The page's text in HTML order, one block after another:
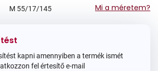
M 55/17/145 Mi a méretem?
kapni amennyiben a termék ismét
fel értesítő e-mail